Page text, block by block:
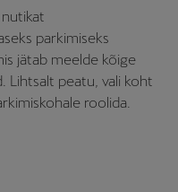
parkimiseks
jätab meelde kõige
Lihtsalt peatu, vali koht
roolida.